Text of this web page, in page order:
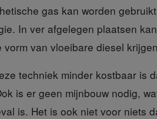
gas kan worden
In ver afgelegen plaatsen
van vloeibare diesel
techniek minder kostbaar is
is er geen mijnbouw nodig,
is. Het is ook niet voor niets